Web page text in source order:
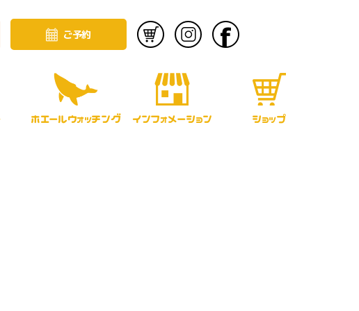
ご予約
ホエールウォッチング インフォメーション ショップ